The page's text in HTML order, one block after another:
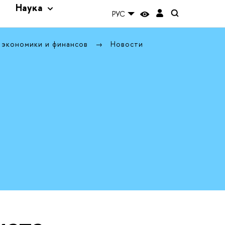
Наука РУС
и финансов Новости